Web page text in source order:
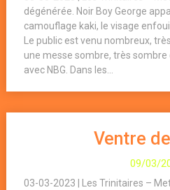
dégénérée. Noir Boy George
camouflage kaki, le visage
Le public est venu nombreux,
une messe sombre, très sombre
avec NBG. Dans les...
Ventre
09/03/
03-03-2023 | Les Trinitaires –